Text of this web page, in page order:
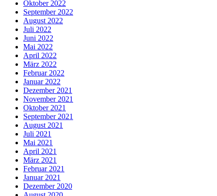
Oktober 2022
September 2022
August 2022
Juli 2022
Juni 2022
Mai 2022
April 2022
März 2022
Februar 2022
Januar 2022
Dezember 2021
November 2021
Oktober 2021
September 2021
August 2021
Juli 2021
Mai 2021
April 2021
März 2021
Februar 2021
Januar 2021
Dezember 2020